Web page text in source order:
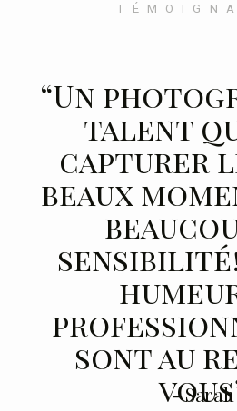
“Un
talent
capturer
beaux
sont au
- Sarah